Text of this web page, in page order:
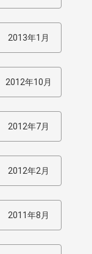
2013年1月
2012年10月
2012年7月
2012年2月
2011年8月